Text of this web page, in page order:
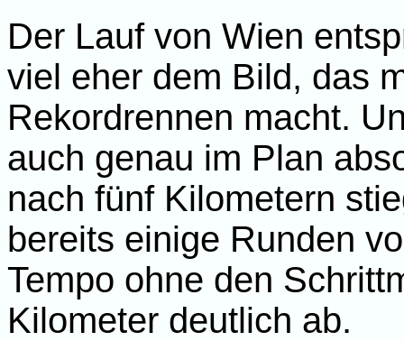
Der Lauf von Wien
viel eher dem Bild, das
Rekordrennen macht.
auch genau im Plan
nach fünf Kilometern
bereits einige Runden
Tempo ohne den
Kilometer deutlich ab.